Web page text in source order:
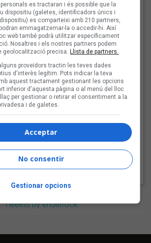
i The Gruixut’s
El Sona9 d'estiu d'iCat
descobreix els
concursants balears i
valencians
Tot a punt per la Plaça
del Folk 2026
Tweets by enderrock
es tractaran i és possible que la
dispositiu (galetes, identificadors únics i
es comparteixi amb 210 partners,
emmagatzemar-la o accedir-hi. Així
web també podrà utilitzar específicament
Nosaltres i els nostres partners podem
geolocalització precisa.Llista de partners.
proveïdors tractin les teves dades
d'interès legítim. Pots indicar la teva
aquest tractament gestionant les opcions
inferior d'aquesta pàgina o al menú del lloc
per gestionar o retirar el consentiment a la
i de galetes.
Acceptar
No consentir
Gestionar opcions